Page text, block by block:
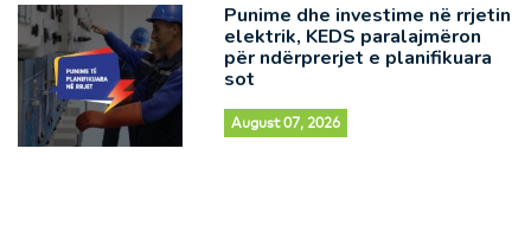
Punime dhe investime në rrjetin
elektrik, KEDS paralajmëron
për ndërprerjet e planifikuara
sot
August 07, 2026